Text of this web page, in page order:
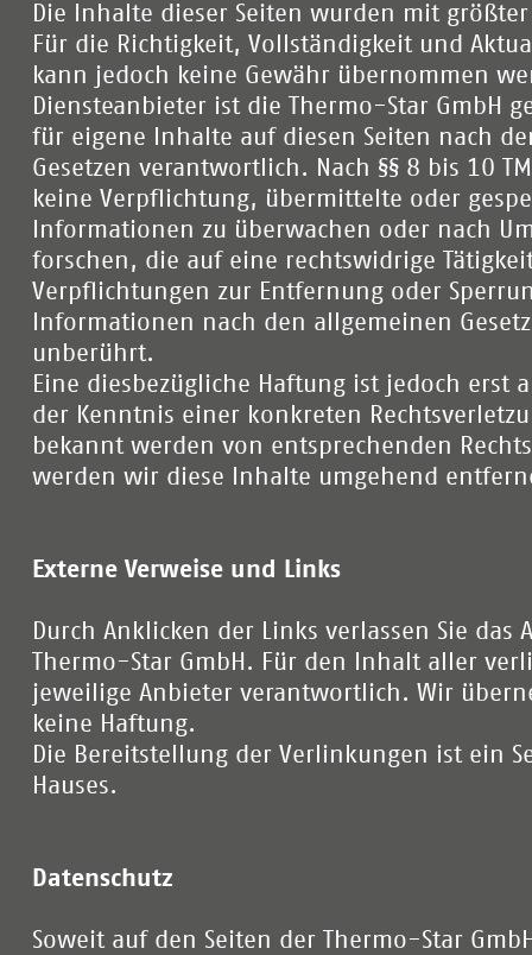
Die Inhalte dieser Seiten wurden mit
Für die Richtigkeit, Vollständigkeit und
kann jedoch keine Gewähr übernommen
Diensteanbieter ist die Thermo-Star GmbH
für eigene Inhalte auf diesen Seiten nach
Gesetzen verantwortlich. Nach §§ 8 bis 10
keine Verpflichtung, übermittelte oder
Informationen zu überwachen oder nach
forschen, die auf eine rechtswidrige
Verpflichtungen zur Entfernung oder
Informationen nach den allgemeinen
unberührt.
Eine diesbezügliche Haftung ist jedoch erst
der Kenntnis einer konkreten
bekannt werden von entsprechenden
werden wir diese Inhalte umgehend
Externe Verweise und Links
Durch Anklicken der Links verlassen Sie das
Thermo-Star GmbH. Für den Inhalt aller
jeweilige Anbieter verantwortlich. Wir
keine Haftung.
Die Bereitstellung der Verlinkungen ist ein
Hauses.
Datenschutz
Soweit auf den Seiten der Thermo-Star